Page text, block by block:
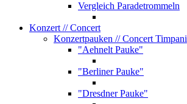
Vergleich Paradetrommeln
Konzert // Concert
Konzertpauken // Concert Timpani
"Aehnelt Pauke"
"Berliner Pauke"
"Dresdner Pauke"